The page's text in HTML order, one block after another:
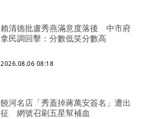
賴清德批盧秀燕滿意度落後 中市府
拿民調回擊：分數低笑分數高
2026.08.06 08:18
饒河名店「秀蓋掉蔣萬安簽名」遭出
征 網號召刷五星幫補血